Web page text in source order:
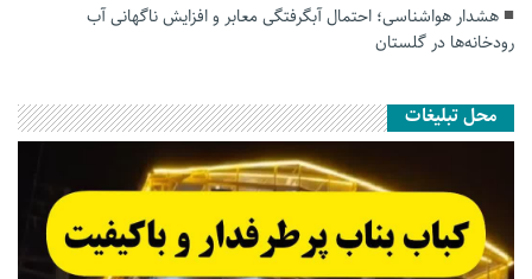
هشدار هواشناسی؛ احتمال آبگرفتگی معابر و افزایش ناگهانی آب
رودخانه‌ها در گلستان
محل تبلیغات